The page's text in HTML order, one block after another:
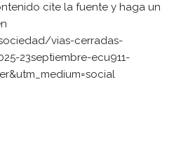
cite la fuente y haga un
vias-cerradas-
23septiembre-ecu911-